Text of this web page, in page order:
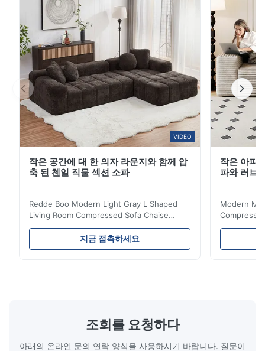
다양한 가정 장식 스타일에 원활하게 적합합니다.현대 미
니멀리즘, 가벼운 명품, 그리고 빈티지. 복잡한 장식이 필요
하지 않습니다; 그것은 즉시 당신의 거실에 정교한 터치를
추가합니다.소파가 시각적 초점이 됩니다., "집이 우아하게
보이도록 ...
VIDEO
작은 공간에 대 한 의자 라운지와 함께 압
축 된 첸일 직물 섹션 소파
Redde Boo Modern Light Gray L Shaped
Living Room Compressed Sofa Chaise
Lounge Product Overview High resilience
soft sectional sofa designed for small
spaces, featuring a contemporary light gray
지금 접촉하세요
작은 아파
파와 러브
Modern
Room
조회를 요청하다
아래의 온라인 문의 연락 양식을 사용하시기 바랍니다. 질문이